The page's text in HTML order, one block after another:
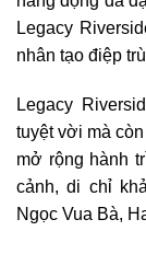
Legacy
nhân tạo điệp
Legacy
tuyệt vời mà
mở rộng hành
cảnh, di chỉ
Ngọc Vua Bà,